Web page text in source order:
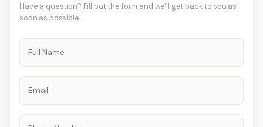
Have a question? Fill out the form and we'll get back to you as
soon as possible.